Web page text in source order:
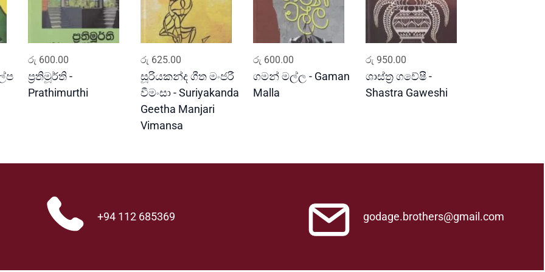
රු 600.00
ප්‍රතිමූර්ති -
Prathimurthi
රු 625.00
සූරියකන්ද ගීත මංජරී
වීමංසා - Suriyakanda
Geetha Manjari
Vimansa
රු 600.00
ගමන් මල්ල - Gaman
Malla
රු 950.00
ශාස්ත්‍ර ගවේෂී -
Shastra Gaweshi
+94 112 685369 godage.brothers@gmail.com